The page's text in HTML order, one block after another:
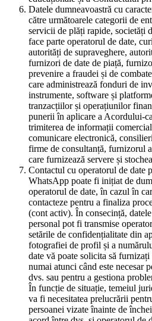
Datele dumneavoastră cu
către următoarele categorii de
servicii de plăți rapide, societăți
face parte operatorul de date,
autorități de supraveghere,
furnizori de date de piață,
prevenire a fraudei și de
care administrează fonduri de
instrumente, software și
tranzacțiilor și operațiunilor
punerii în aplicare a Acordului-
trimiterea de informații
comunicare electronică,
firme de consultanță, furnizorul
care furnizează servere și
Contactul cu operatorul de date
WhatsApp poate fi inițiat de
operatorul de date, în cazul în
contacteze pentru a finaliza
(cont activ). În consecință,
personal pot fi transmise
setările de confidențialitate din
fotografiei de profil și a
date vă poate solicita să
numai atunci când este necesar
dvs. sau pentru a gestiona
În funcție de situație, temeiul
va fi necesitatea prelucrării
persoanei vizate înainte de